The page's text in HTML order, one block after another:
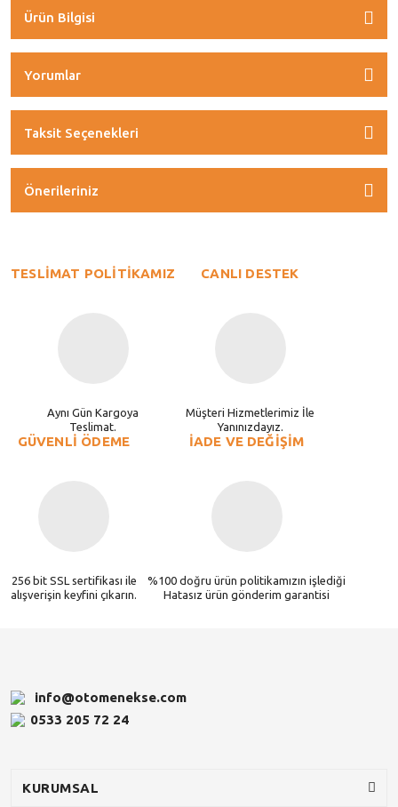
Ürün Bilgisi
Yorumlar
Taksit Seçenekleri
Önerileriniz
TESLİMAT POLİTİKAMIZ
Aynı Gün Kargoya
Teslimat.
CANLI DESTEK
Müşteri Hizmetlerimiz İle
Yanınızdayız.
GÜVENLİ ÖDEME
256 bit SSL sertifikası ile
alışverişin keyfini çıkarın.
İADE VE DEĞİŞİM
%100 doğru ürün politikamızın işlediği
Hatasız ürün gönderim garantisi
info@otomenekse.com
0533 205 72 24
KURUMSAL